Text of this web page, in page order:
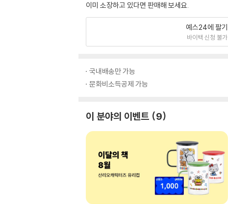
이미 소장하고 있다면 판매해 보세요.
예스24에 팔기
바이백 신청 불가
국내배송만 가능
문화비소득공제 가능
이 분야의 이벤트 9